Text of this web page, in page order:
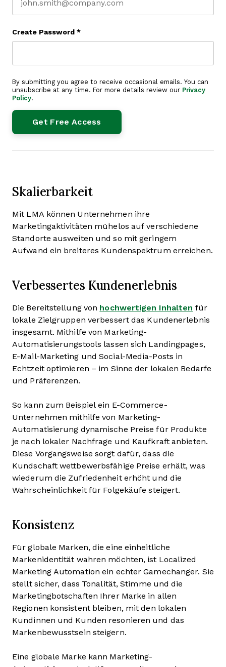
Create Password *
By submitting you agree to receive occasional emails. You can
unsubscribe at any time. For more details review our Privacy
Policy.
Skalierbarkeit
Mit LMA können Unternehmen ihre
Marketingaktivitäten mühelos auf verschiedene
Standorte ausweiten und so mit geringem
Aufwand ein breiteres Kundenspektrum erreichen.
Verbessertes Kundenerlebnis
Die Bereitstellung von hochwertigen Inhalten für
lokale Zielgruppen verbessert das Kundenerlebnis
insgesamt. Mithilfe von Marketing-
Automatisierungstools lassen sich Landingpages,
E-Mail-Marketing und Social-Media-Posts in
Echtzeit optimieren – im Sinne der lokalen Bedarfe
und Präferenzen.
So kann zum Beispiel ein E-Commerce-
Unternehmen mithilfe von Marketing-
Automatisierung dynamische Preise für Produkte
je nach lokaler Nachfrage und Kaufkraft anbieten.
Diese Vorgangsweise sorgt dafür, dass die
Kundschaft wettbewerbsfähige Preise erhält, was
wiederum die Zufriedenheit erhöht und die
Wahrscheinlichkeit für Folgekäufe steigert.
Konsistenz
Für globale Marken, die eine einheitliche
Markenidentität wahren möchten, ist Localized
Marketing Automation ein echter Gamechanger. Sie
stellt sicher, dass Tonalität, Stimme und die
Marketingbotschaften Ihrer Marke in allen
Regionen konsistent bleiben, mit den lokalen
Kundinnen und Kunden resonieren und das
Markenbewusstsein steigern.
Eine globale Marke kann Marketing-